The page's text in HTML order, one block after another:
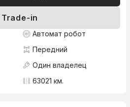
Trade-in
Автомат робот
Передний
Один владелец
63021 км.